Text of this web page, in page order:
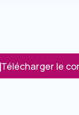
Télécharger le